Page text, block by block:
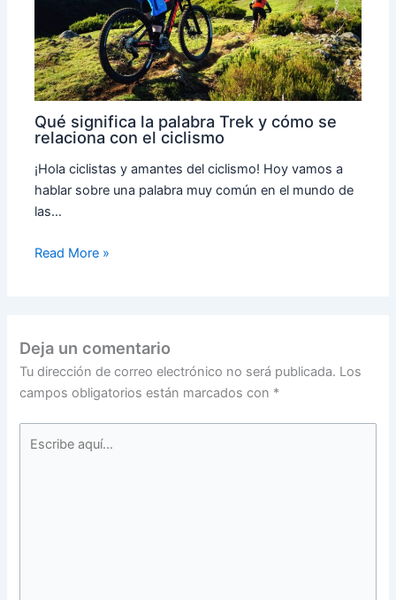
Qué significa la palabra Trek y cómo se
relaciona con el ciclismo
¡Hola ciclistas y amantes del ciclismo! Hoy vamos a
hablar sobre una palabra muy común en el mundo de
las…
Read More »
Deja un comentario
Tu dirección de correo electrónico no será publicada. Los
campos obligatorios están marcados con *
aquí...